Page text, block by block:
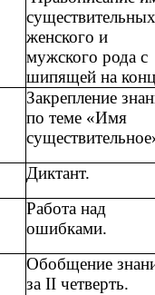
существительных
женского и
мужского рода с
шипящей на
Закрепление
по теме «Имя
Диктант.
Работа над
ошибками.
Обобщение
за II четверть.